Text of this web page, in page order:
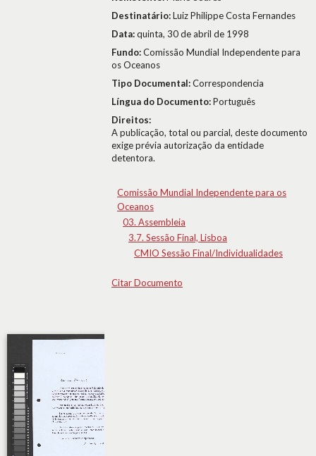
Destinatário:Luiz Philippe Costa Fernandes
Data:quinta, 30 de abril de 1998
Fundo:Comissão Mundial Independente para
os Oceanos
Tipo Documental:Correspondencia
Língua do Documento:Português
Direitos:
A publicação, total ou parcial, deste documento
exige prévia autorização da entidade
detentora.
Comissão Mundial Independente para os
Oceanos
03. Assembleia
3.7. Sessão Final, Lisboa
CMIO Sessão Final/Individualidades
Citar Documento